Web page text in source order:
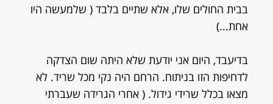
בבית החולים שלו, אלא שתיים בלבד ( שלמעשה היו
אחת...)
בדיעבד, היום אני יודעת שלא היתה שום הצדקה
לדחיפות הזו בניתוח. הרחם היה נקי מכל שריד. לא
מצאו בכלל שרידי גידול. ( אחרי הגרידה שעברתי